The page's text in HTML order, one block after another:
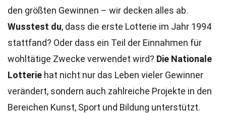
den größten Gewinnen – wir decken alles ab.
Wusstest du, dass die erste Lotterie im Jahr 1994
stattfand? Oder dass ein Teil der Einnahmen für
wohltätige Zwecke verwendet wird? Die Nationale
Lotterie hat nicht nur das Leben vieler Gewinner
verändert, sondern auch zahlreiche Projekte in den
Bereichen Kunst, Sport und Bildung unterstützt.